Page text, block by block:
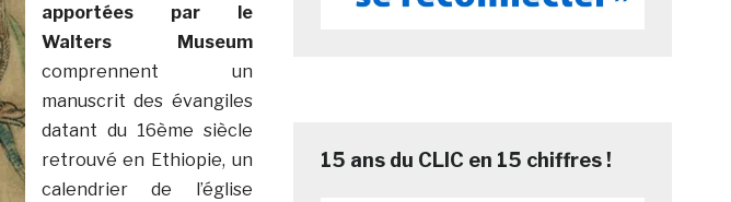
apportées par le
Walters Museum
comprennent un
manuscrit des évangiles
datant du 16ème siècle
retrouvé en Ethiopie, un
calendrier de l’église
15 ans du CLIC en 15 chiffres !